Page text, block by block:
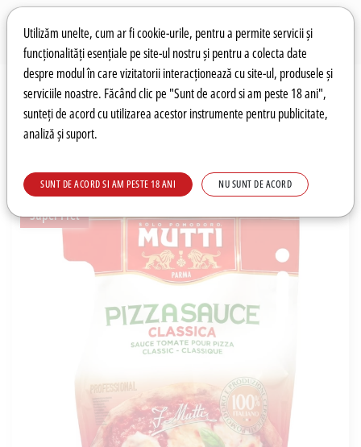
Preferințe pentru cookie-uri
Utilizăm unelte, cum ar fi cookie-urile, pentru a permite servicii și
funcționalități esențiale pe site-ul nostru și pentru a colecta date
despre modul în care vizitatorii interacționează cu site-ul, produsele și
serviciile noastre. Făcând clic pe "Sunt de acord si am peste 18 ani",
sunteți de acord cu utilizarea acestor instrumente pentru publicitate,
analiză și suport.
SUNT DE ACORD SI AM PESTE 18 ANI NU SUNT DE ACORD
Wishlist Autentificare
Super Pret